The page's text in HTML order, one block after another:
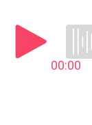
00:00